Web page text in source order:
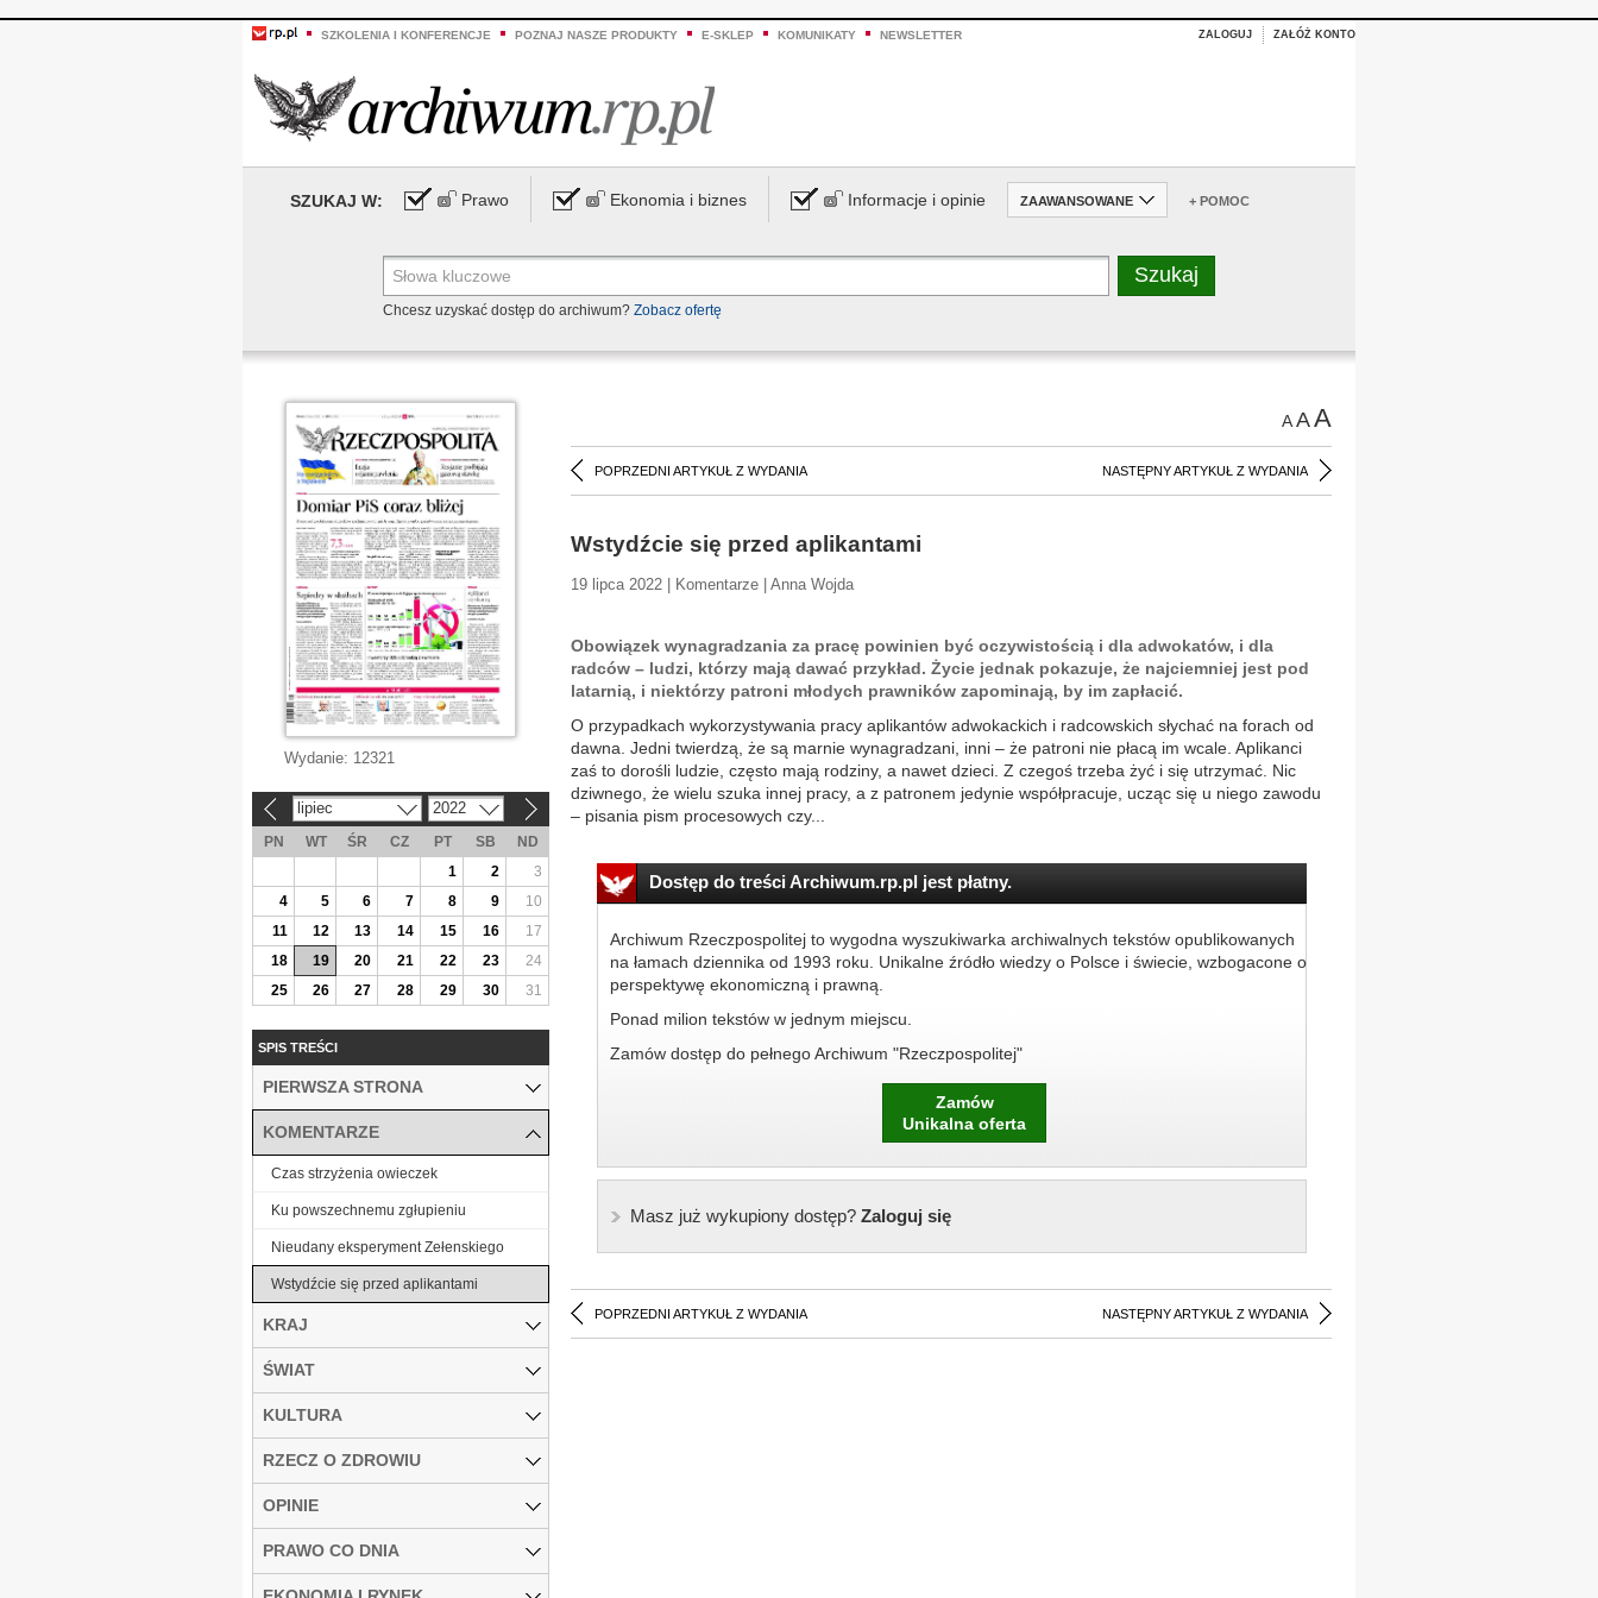
SZKOLENIA I KONFERENCJE POZNAJ NASZE PRODUKTY E-SKLEP KOMUNIKATY NEWSLETTER ZALOGUJ ZAŁÓŻ KONTO
SZUKAJ W: Prawo Ekonomia i biznes Informacje i opinie ZAAWANSOWANE + POMOC
Chcesz uzyskać dostęp do archiwum? Zobacz ofertę
AAA
POPRZEDNI ARTYKUŁ Z WYDANIA NASTĘPNY ARTYKUŁ Z WYDANIA
Wstydźcie się przed aplikantami
19 lipca 2022 | Komentarze | Anna Wojda
Obowiązek wynagradzania za pracę powinien być oczywistością i dla adwokatów, i dla
radców – ludzi, którzy mają dawać przykład. Życie jednak pokazuje, że najciemniej jest pod
latarnią, i niektórzy patroni młodych prawników zapominają, by im zapłacić.
O przypadkach wykorzystywania pracy aplikantów adwokackich i radcowskich słychać na forach od
dawna. Jedni twierdzą, że są marnie wynagradzani, inni – że patroni nie płacą im wcale. Aplikanci
zaś to dorośli ludzie, często mają rodziny, a nawet dzieci. Z czegoś trzeba żyć i się utrzymać. Nic
dziwnego, że wielu szuka innej pracy, a z patronem jedynie współpracuje, ucząc się u niego zawodu
– pisania pism procesowych czy...
Dostęp do treści Archiwum.rp.pl jest płatny.
Archiwum Rzeczpospolitej to wygodna wyszukiwarka archiwalnych tekstów opublikowanych
na łamach dziennika od 1993 roku. Unikalne źródło wiedzy o Polsce i świecie, wzbogacone o
perspektywę ekonomiczną i prawną.
Ponad milion tekstów w jednym miejscu.
Zamów dostęp do pełnego Archiwum "Rzeczpospolitej"
Zamów
Unikalna oferta
Masz już wykupiony dostęp?Zaloguj się
POPRZEDNI ARTYKUŁ Z WYDANIA NASTĘPNY ARTYKUŁ Z WYDANIA
Wydanie: 12321
lipiec 2022
PN WT ŚR CZ PT SB
ND
1
2
3
4
5 6 7 8 9
10
11
12 13 14 15 16
17
18
19 20 21 22 23
24
25
26 27 28 29 30 31
SPIS TREŚCI
PIERWSZA STRONA
KOMENTARZE
Czas strzyżenia owieczek
Ku powszechnemu zgłupieniu
Nieudany eksperyment Zełenskiego
Wstydźcie się przed aplikantami
KRAJ
ŚWIAT
KULTURA
RZECZ O ZDROWIU
OPINIE
PRAWO CO DNIA